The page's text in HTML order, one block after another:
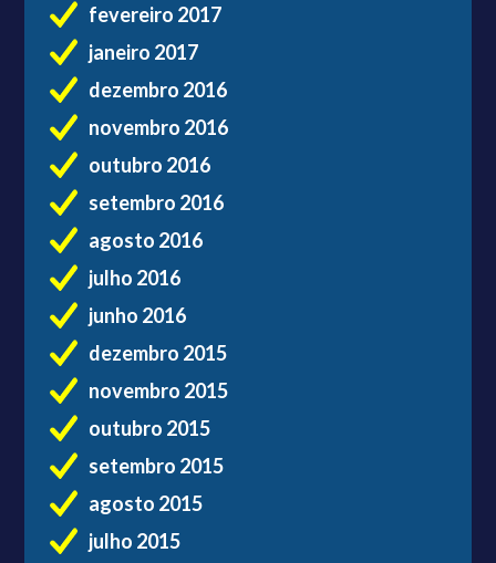
fevereiro 2017
janeiro 2017
dezembro 2016
novembro 2016
outubro 2016
setembro 2016
agosto 2016
julho 2016
junho 2016
dezembro 2015
novembro 2015
outubro 2015
setembro 2015
agosto 2015
julho 2015